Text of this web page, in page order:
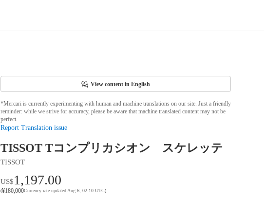
View content in English
*Mercari is currently experimenting with human and machine translations on our site. Just a friendly
reminder: while we strive for accuracy, please be aware that machine translated content may not be
perfect.
Report Translation issue
TISSOT Tコンプリカシオン スケレッテ
TISSOT
US$1,197.00
(¥180,000Currency rate updated Aug 6, 02:10 UTC)